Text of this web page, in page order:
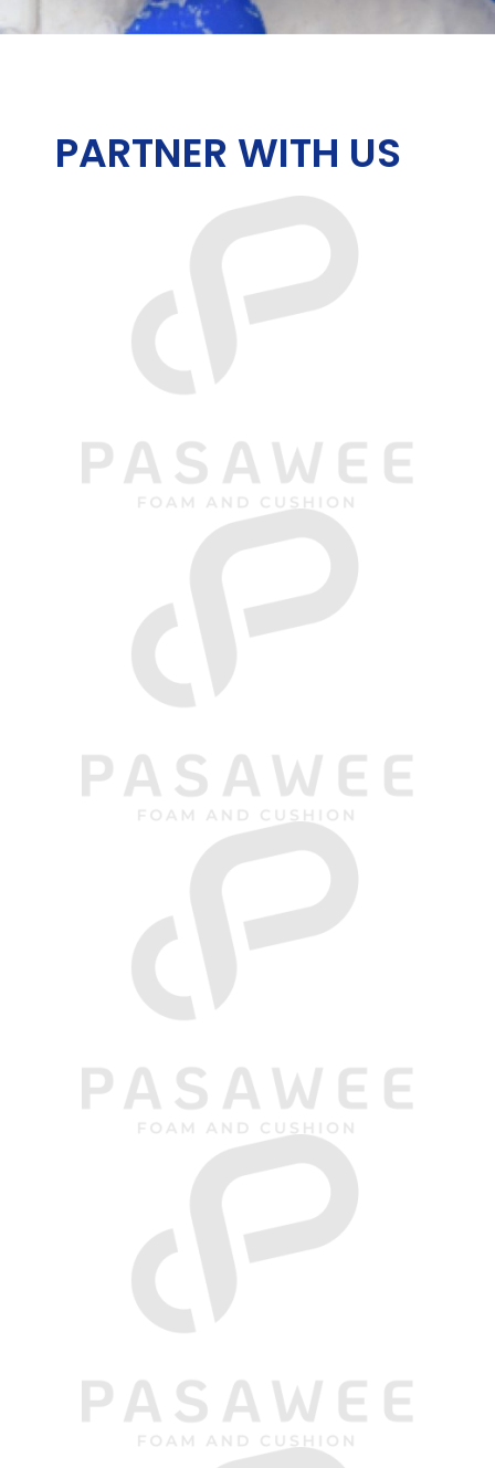
PARTNER WITH US